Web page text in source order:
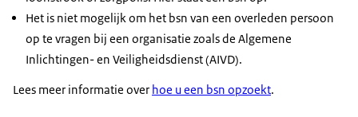
Het is niet mogelijk om het bsn van een overleden persoon
op te vragen bij een organisatie zoals de Algemene
Inlichtingen- en Veiligheidsdienst (AIVD).
Lees meer informatie over hoe u een bsn opzoekt.